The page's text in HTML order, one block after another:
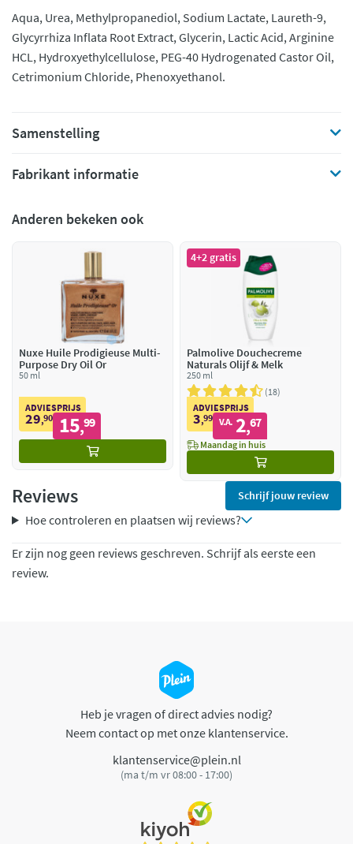
Aqua, Urea, Methylpropanediol, Sodium Lactate, Laureth-9,
Glycyrrhiza Inflata Root Extract, Glycerin, Lactic Acid, Arginine
HCL, Hydroxyethylcellulose, PEG-40 Hydrogenated Castor Oil,
Cetrimonium Chloride, Phenoxyethanol.
Samenstelling
Fabrikant informatie
Anderen bekeken ook
Nuxe Huile Prodigieuse Multi-
Purpose Dry Oil Or
50 ml
ADVIESPRIJS
29,90 15,99
4+2 gratis
Palmolive Douchecreme
Naturals Olijf & Melk
250 ml
18
ADVIESPRIJS
3,99 V.A. 2,67
Maandag in huis
Reviews Schrijf jouw review
Hoe controleren en plaatsen wij reviews?
Er zijn nog geen reviews geschreven. Schrijf als eerste een
review.
Heb je vragen of direct advies nodig?
Neem contact op met onze klantenservice.
klantenservice@plein.nl
(ma t/m vr 08:00 - 17:00)